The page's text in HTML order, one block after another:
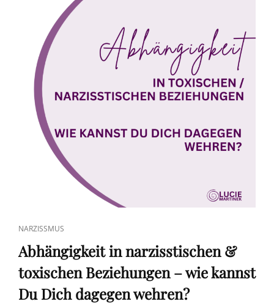
CAT
LINKS
NARZISSMUS
Abhängigkeit in narzisstischen &
toxischen Beziehungen – wie kannst
Du Dich dagegen wehren?